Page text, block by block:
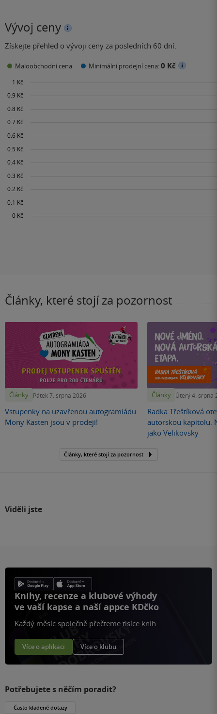
Vývoj ceny
Získejte přehled o vývoji ceny za posledních 60 dní.
Maloobchodní cena Minimální prodejní cena:0 Kč
Články, které stojí za pozornost
Články Pátek 7. srpna 2026
Vstupenky na uzavřenou autogramiádu
Mony Kasten jsou v prodeji!
Články Úterý 4. srpna
Radka Třeštíková
autorskou kapitolu.
jako Velikovsky
Články, které stojí za pozornost
Viděli jste
Knihy, recenze a klubové výhody
ve vaší kapse a naší appce KDčko
Každý měsíc společně přečteme tisíce knih
Více o aplikaci Více o klubu
Potřebujete s něčím poradit?
Často kladené dotazy